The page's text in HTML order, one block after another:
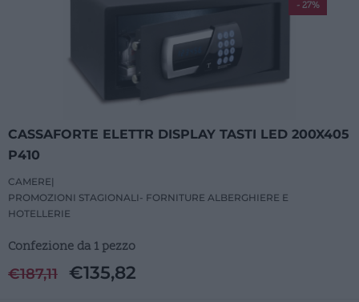
CASSAFORTE ELETTR DISPLAY TASTI LED 200X405
P410
CAMERE|
PROMOZIONI STAGIONALI- FORNITURE ALBERGHIERE E
HOTELLERIE
Confezione da 1 pezzo
€187,11 €135,82
- 27%